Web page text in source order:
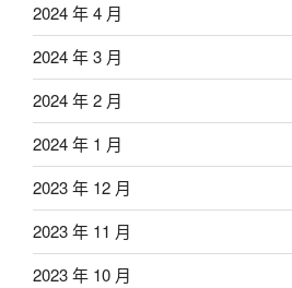
2024 年 4 月
2024 年 3 月
2024 年 2 月
2024 年 1 月
2023 年 12 月
2023 年 11 月
2023 年 10 月